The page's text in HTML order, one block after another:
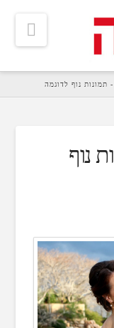
תמונות נוף לדוגמה
נוף